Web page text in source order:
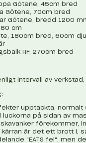
Götene, 45cm bred
Götene, 70cm bred
Götene, bredd 1200
80 cm
180cm bred, 60cm
RF, 270cm bred
intervall av
upptäckta,
luckorna på sidan av
förekommer,
kärran är det ett brott i,
"EATS fel", men